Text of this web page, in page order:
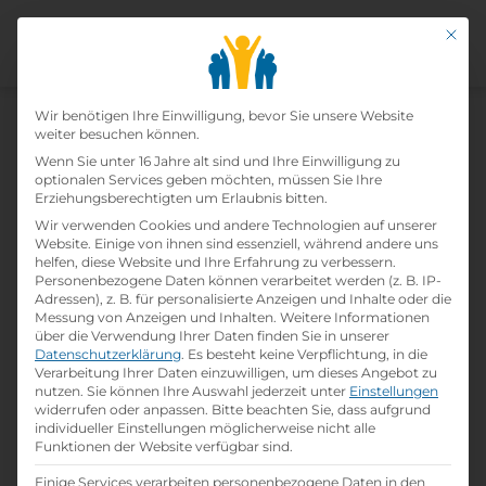
Home» Lehrbetriebe»Geb. Weinlich GmbH
Geb. Weinlich Gmbh
printLehrstelle ausdrucken
Mit
Datenschutz-
Wir benötigen Ihre Einwilligung, bevor Sie unsere Website
weiter besuchen können.
Wenn Sie unter 16 Jahre alt sind und Ihre Einwilligung zu
optionalen Services geben möchten, müssen Sie Ihre
Erziehungsberechtigten um Erlaubnis bitten.
Wir verwenden Cookies und andere Technologien auf unserer
Website. Einige von ihnen sind essenziell, während andere uns
helfen, diese Website und Ihre Erfahrung zu verbessern.
Personenbezogene Daten können verarbeitet werden (z. B. IP-
Adressen), z. B. für personalisierte Anzeigen und Inhalte oder die
Messung von Anzeigen und Inhalten. Weitere Informationen
über die Verwendung Ihrer Daten finden Sie in unserer
Datenschutzerklärung. Es besteht keine Verpflichtung, in die
Verarbeitung Ihrer Daten einzuwilligen, um dieses Angebot zu
nutzen. Sie können Ihre Auswahl jederzeit unter Einstellungen
widerrufen oder anpassen. Bitte beachten Sie, dass aufgrund
individueller Einstellungen möglicherweise nicht alle
Funktionen der Website verfügbar sind.
Einige Services verarbeiten personenbezogene Daten in den